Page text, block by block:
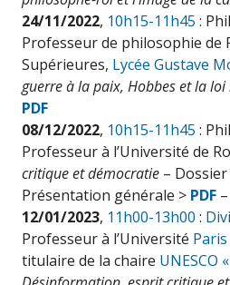
24/11/2022, 10h15-11h45 :
Professeur de philosophie de
Supérieures, Lycée Gustave
guerre à la paix, Hobbes et la
PDF
08/12/2022, 10h15-11h45 :
Professeur à l’Université de
critique et démocratie –
Présentation générale > PDF –
12/01/2023, 11h00-13h00 :
Professeur à l’Université
titulaire de la chaire UNESCO